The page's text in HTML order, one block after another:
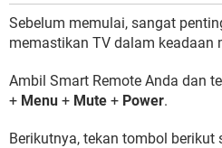
Sebelum memulai, sangat
memastikan TV dalam keadaan
Ambil Smart Remote Anda dan
+ Menu + Mute + Power.
Berikutnya, tekan tombol berikut